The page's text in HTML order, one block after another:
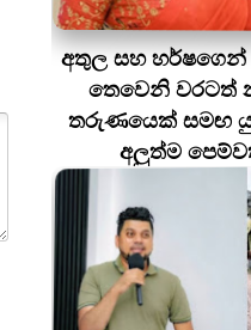
අතුල සහ හර්ෂගෙන්
තෙවෙනි වරටත්
තරුණයෙක් සමඟ
අලුත්ම